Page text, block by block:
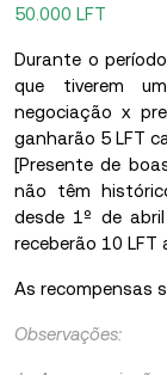
50.000 LFT
Durante o
que tiverem
negociação x
ganharão 5 LFT
[Presente de
não têm
desde 1º de
receberão 10 LFT
As recompensas
Observações: